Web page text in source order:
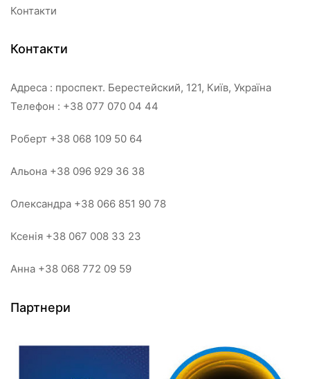
Контакти
Контакти
Адреса : проспект. Берестейский, 121, Київ, Україна
Телефон : +38 077 070 04 44
Роберт +38 068 109 50 64
Альона +38 096 929 36 38
Олександра +38 066 851 90 78
Ксенія +38 067 008 33 23
Анна +38 068 772 09 59
Партнери